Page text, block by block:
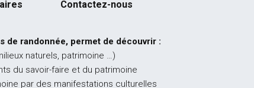
Contactez-nous
de randonnée, permet de découvrir :
naturels, patrimoine …)
du savoir-faire et du patrimoine
par des manifestations culturelles